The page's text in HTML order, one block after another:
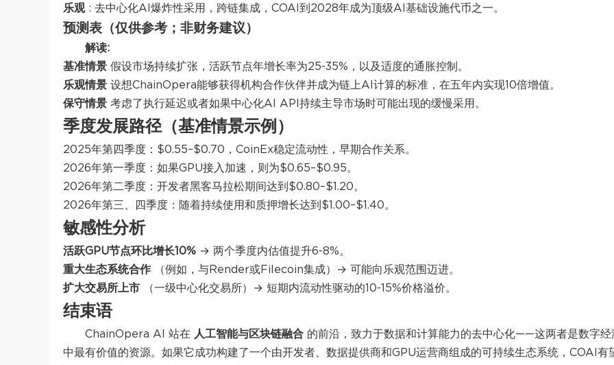
乐观 : 去中心化AI爆炸性采用，跨链集成，COAI到2028年成为顶级AI基础设施代币之一。
预测表（仅供参考；非财务建议）
解读:
基准情景 假设市场持续扩张，活跃节点年增长率为25-35%，以及适度的通胀控制。
乐观情景 设想ChainOpera能够获得机构合作伙伴并成为链上AI计算的标准，在五年内实现10倍增值。
保守情景 考虑了执行延迟或者如果中心化AI API持续主导市场时可能出现的缓慢采用。
季度发展路径（基准情景示例）
2025年第四季度：$0.55–$0.70，CoinEx稳定流动性，早期合作关系。
2026年第一季度：如果GPU接入加速，则为$0.65–$0.95。
2026年第二季度：开发者黑客马拉松期间达到$0.80–$1.20。
2026年第三、四季度：随着持续使用和质押增长达到$1.00–$1.40。
敏感性分析
活跃GPU节点环比增长10% → 两个季度内估值提升6-8%。
重大生态系统合作
（例如，与Render或Filecoin集成）→ 可能向乐观范围迈进。
扩大交易所上市
（一级中心化交易所）→ 短期内流动性驱动的10-15%价格溢价。
结束语
ChainOpera AI 站在 人工智能与区块链融合 的前沿，致力于数据和计算能力的去中心化——这两者是数字经
中最有价值的资源。如果它成功构建了一个由开发者、数据提供商和GPU运营商组成的可持续生态系统，COAI有